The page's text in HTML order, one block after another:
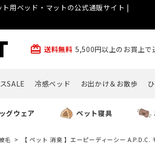
用ベッド・マットの公式通販サイト |
card_giftcard 送料無料 5,500円以上のお買上で
SALE 冷感ベッド お出かけ＆お散歩
グウェア ペット寝具
毛 【 ペット 消臭 】エーピーディーシー